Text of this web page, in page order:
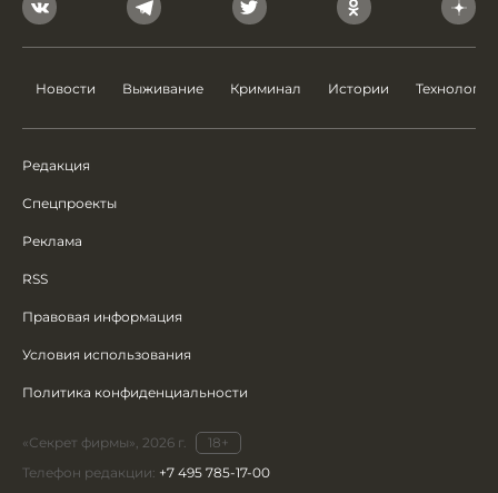
Новости Выживание Криминал Истории Технологии
Редакция
Спецпроекты
Реклама
RSS
Правовая информация
Условия использования
Политика конфиденциальности
«Секрет фирмы», 2026 г.
18+
Телефон редакции: +7 495 785-17-00